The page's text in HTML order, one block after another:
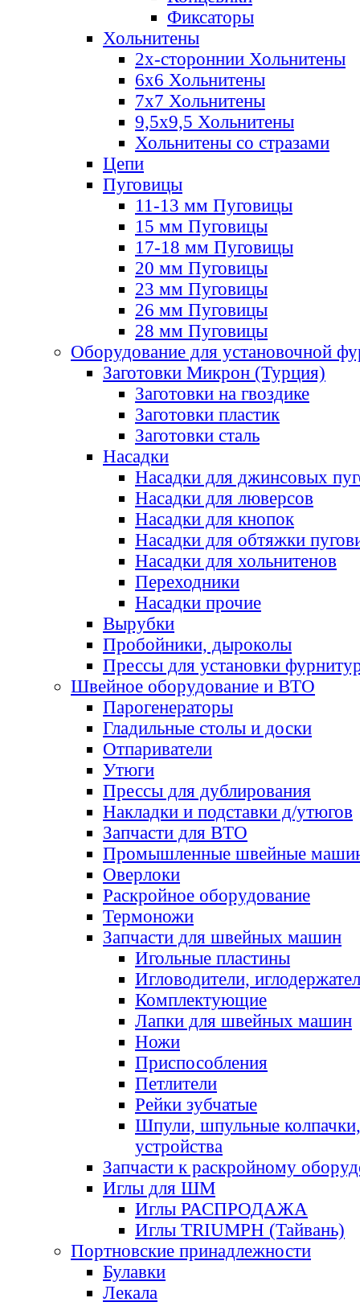
Фиксаторы
Хольнитены
2х-стороннии Хольнитены
6х6 Хольнитены
7х7 Хольнитены
9,5х9,5 Хольнитены
Хольнитены со стразами
Цепи
Пуговицы
11-13 мм Пуговицы
15 мм Пуговицы
17-18 мм Пуговицы
20 мм Пуговицы
23 мм Пуговицы
26 мм Пуговицы
28 мм Пуговицы
Оборудование для установочной
Заготовки Микрон (Турция)
Заготовки на гвоздике
Заготовки пластик
Заготовки сталь
Насадки
Насадки для джинсовых
Насадки для люверсов
Насадки для кнопок
Насадки для обтяжки
Насадки для хольнитенов
Переходники
Насадки прочие
Вырубки
Пробойники, дыроколы
Прессы для установки
Швейное оборудование и ВТО
Парогенераторы
Гладильные столы и доски
Отпариватели
Утюги
Прессы для дублирования
Накладки и подставки д/утюгов
Запчасти для ВТО
Промышленные швейные
Оверлоки
Раскройное оборудование
Термоножи
Запчасти для швейных машин
Игольные пластины
Игловодители,
Комплектующие
Лапки для швейных машин
Ножи
Приспособления
Петлители
Рейки зубчатые
Шпули, шпульные
устройства
Запчасти к раскройному
Иглы для ШМ
Иглы РАСПРОДАЖА
Иглы TRIUMPH (Тайвань)
Портновские принадлежности
Булавки
Лекала